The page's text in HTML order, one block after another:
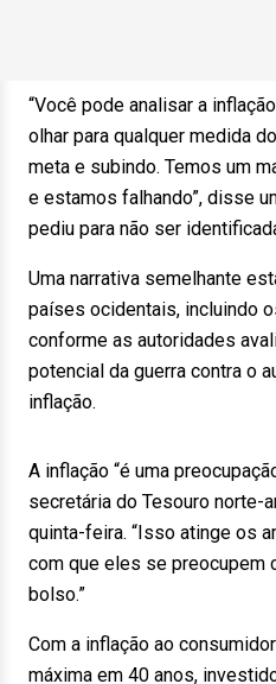
“Você pode analisar a
olhar para qualquer medida
meta e subindo. Temos um
e estamos falhando”, disse
pediu para não ser
Uma narrativa semelhante
países ocidentais, incluindo
conforme as autoridades
potencial da guerra contra o
inflação.
A inflação “é uma
secretária do Tesouro norte-
quinta-feira. “Isso atinge os
com que eles se preocupem
bolso.”
Com a inflação ao
máxima em 40 anos,